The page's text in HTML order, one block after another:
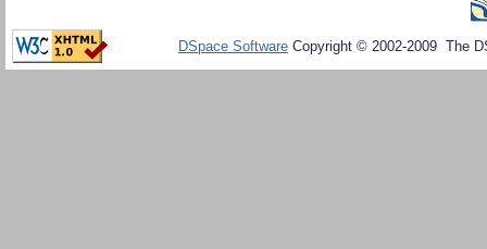
DSpace Software Copyright © 2002-2009 The